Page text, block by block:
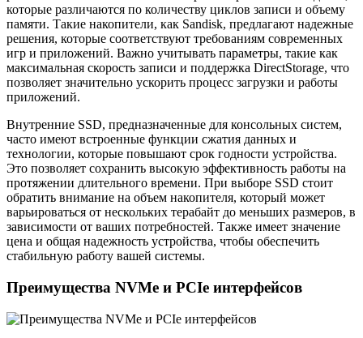
которые различаются по количеству циклов записи и объему
памяти. Такие накопители, как Sandisk, предлагают надежные
решения, которые соответствуют требованиям современных
игр и приложений. Важно учитывать параметры, такие как
максимальная скорость записи и поддержка DirectStorage, что
позволяет значительно ускорить процесс загрузки и работы
приложений.
Внутренние SSD, предназначенные для консольных систем,
часто имеют встроенные функции сжатия данных и
технологии, которые повышают срок годности устройства.
Это позволяет сохранить высокую эффективность работы на
протяжении длительного времени. При выборе SSD стоит
обратить внимание на объем накопителя, который может
варьироваться от нескольких терабайт до меньших размеров, в
зависимости от ваших потребностей. Также имеет значение
цена и общая надежность устройства, чтобы обеспечить
стабильную работу вашей системы.
Преимущества NVMe и PCIe интерфейсов